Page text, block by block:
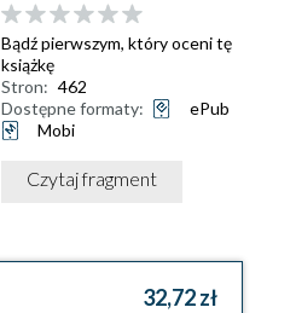
Bądź pierwszym, który oceni tę
książkę
Stron: 462
Dostępne formaty:
ePub
Mobi
Czytaj fragment
32,72 zł